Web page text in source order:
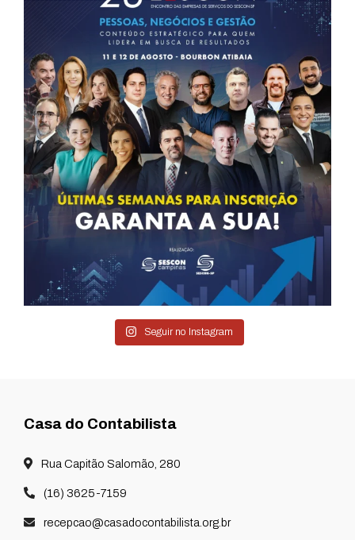
Seguir no Instagram
Casa do Contabilista
Rua Capitão Salomão, 280
(16) 3625-7159
recepcao@casadocontabilista.org.br